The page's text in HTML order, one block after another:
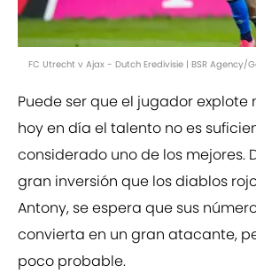
FC Utrecht v Ajax - Dutch Eredivisie | BSR Agency/
Puede ser que el jugador explote
hoy en día el talento no es
considerado uno de los mejores.
gran inversión que los diablos
Antony, se espera que sus
convierta en un gran atacante,
poco probable.